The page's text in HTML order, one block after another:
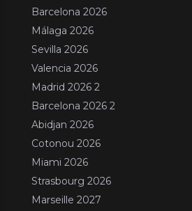
Barcelona 2026
Málaga 2026
Sevilla 2026
Valencia 2026
Madrid 2026 2
Barcelona 2026 2
Abidjan 2026
Cotonou 2026
Miami 2026
Strasbourg 2026
Marseille 2027